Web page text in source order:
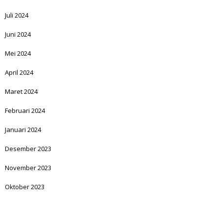
Juli 2024
Juni 2024
Mei 2024
April 2024
Maret 2024
Februari 2024
Januari 2024
Desember 2023
November 2023
Oktober 2023